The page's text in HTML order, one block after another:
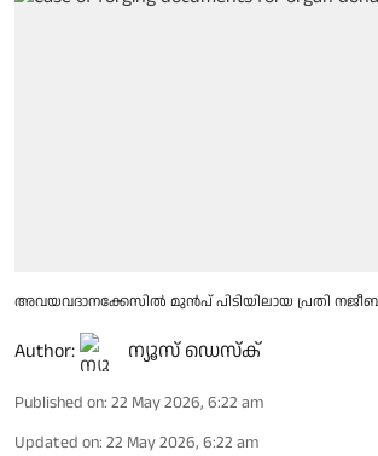
അവയവദാനക്കേസിൽ മുൻപ് പിടിയിലായ പ്രതി
Author: ന്യൂസ് ഡെസ്ക്
Published on: 22 May 2026, 6:22 am
Updated on: 22 May 2026, 6:22 am